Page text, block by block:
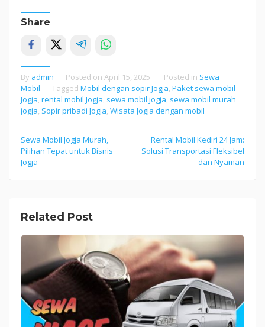
Share
By admin Posted on April 15, 2025 Posted in Sewa
Mobil
Tagged Mobil dengan sopir Jogja Paket sewa mobil
Jogja rental mobil Jogja sewa mobil jogja sewa mobil murah
jogja Sopir pribadi Jogja Wisata Jogja dengan mobil
Post
navigation
Sewa Mobil Jogja Murah,
Pilihan Tepat untuk Bisnis
Jogja
Rental Mobil Kediri 24 Jam:
Solusi Transportasi Fleksibel
dan Nyaman
Related Post